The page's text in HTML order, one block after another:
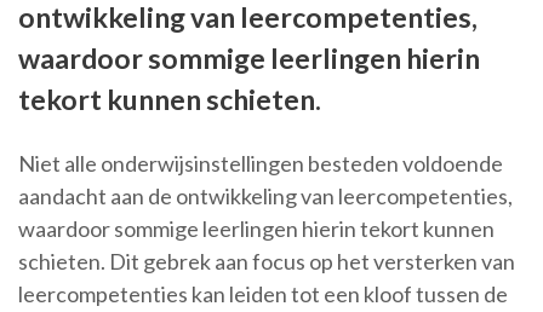
ontwikkeling van leercompetenties,
waardoor sommige leerlingen hierin
tekort kunnen schieten.
Niet alle onderwijsinstellingen besteden voldoende
aandacht aan de ontwikkeling van leercompetenties,
waardoor sommige leerlingen hierin tekort kunnen
schieten. Dit gebrek aan focus op het versterken van
leercompetenties kan leiden tot een kloof tussen de